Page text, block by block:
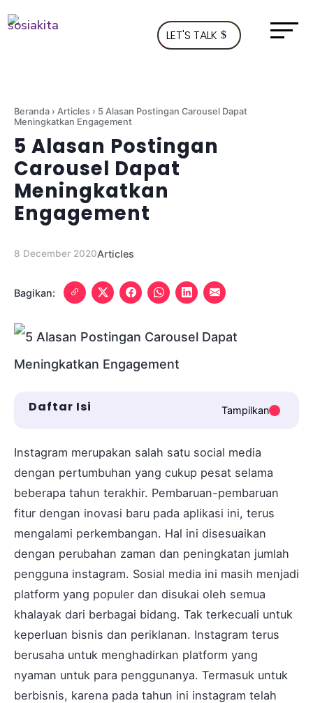
LET'S TALK
Beranda › Articles › 5 Alasan Postingan Carousel Dapat
Meningkatkan Engagement
5 Alasan Postingan
Carousel Dapat
Meningkatkan
Engagement
8 December 2020Articles
Bagikan:
Daftar Isi Tampilkan
Instagram merupakan salah satu social media
dengan pertumbuhan yang cukup pesat selama
beberapa tahun terakhir. Pembaruan-pembaruan
fitur dengan inovasi baru pada aplikasi ini, terus
mengalami perkembangan. Hal ini disesuaikan
dengan perubahan zaman dan peningkatan jumlah
pengguna instagram. Sosial media ini masih menjadi
platform yang populer dan disukai oleh semua
khalayak dari berbagai bidang. Tak terkecuali untuk
keperluan bisnis dan periklanan. Instagram terus
berusaha untuk menghadirkan platform yang
nyaman untuk para penggunanya. Termasuk untuk
berbisnis, karena pada tahun ini instagram telah